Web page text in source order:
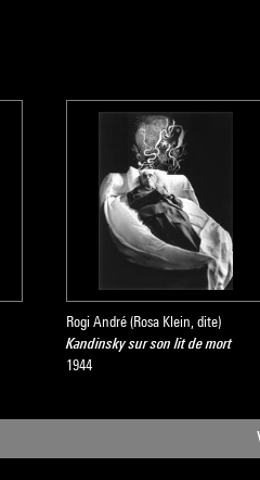
Rogi André (Rosa Klein, dite)
Kandinsky sur son lit de mort
1944